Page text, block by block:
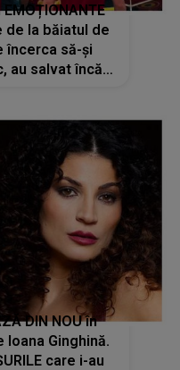
la băiatul de
încerca să-și
au salvat încă
DIN NOU în
Ginghină.
care i-au